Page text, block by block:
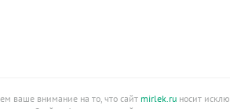
ваше внимание на то, что сайт mirlek.ruносит